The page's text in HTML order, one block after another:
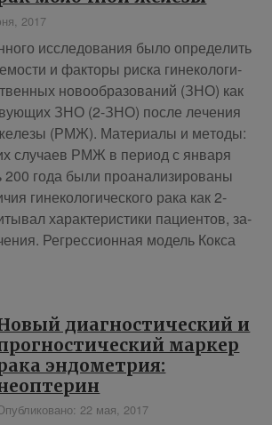
2017
ис­сле­до­ва­ния бы­ло опре­де­лить
и фак­то­ры рис­ка ги­не­ко­ло­ги­
но­во­об­ра­зо­ва­ний (ЗНО) как
ЗНО (2-ЗНО) по­сле ле­че­ния
(РМЖ). Ма­те­ри­а­лы и ме­то­ды:
слу­ча­ев РМЖ в пе­ри­од с ян­ва­ря
200 го­да бы­ли про­ана­ли­зи­ро­ва­ны
ги­не­ко­ло­ги­че­ско­го ра­ка как 2-
ха­рак­те­ри­сти­ки па­ци­ен­тов, за­
Ре­грес­си­он­ная мо­дель Кок­са
диагностический и
маркер
эндометрия:
22 мая, 2017